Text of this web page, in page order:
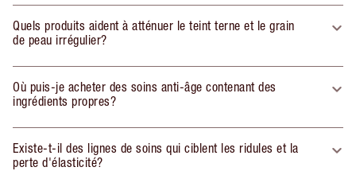
Quels produits aident à atténuer le teint terne et le grain
de peau irrégulier?
Où puis-je acheter des soins anti-âge contenant des
ingrédients propres?
Existe-t-il des lignes de soins qui ciblent les ridules et la
perte d'élasticité?